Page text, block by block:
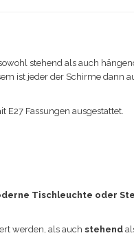
stehend als auch
ist jeder der Schirme dann
E27 Fassungen ausgestattet.
Tischleuchte oder
werden, als auch stehend